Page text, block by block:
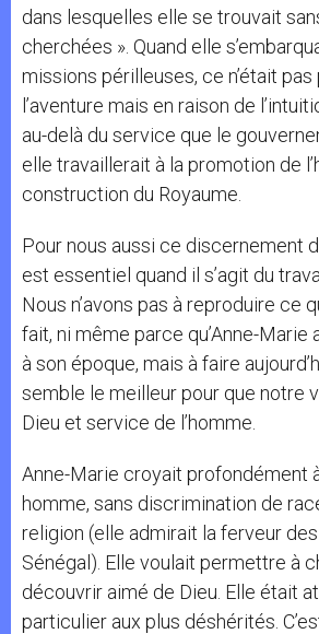
dans lesquelles elle se trouvait
cherchées ». Quand elle
missions périlleuses, ce n’était
l’aventure mais en raison de
au-delà du service que le
elle travaillerait à la promotion de
construction du Royaume.
Pour nous aussi ce discernement
est essentiel quand il s’agit du
Nous n’avons pas à reproduire ce
fait, ni même parce qu’Anne-
à son époque, mais à faire
semble le meilleur pour que notre
Dieu et service de l’homme.
Anne-Marie croyait profondément
homme, sans discrimination de
religion (elle admirait la ferveur
Sénégal). Elle voulait permettre à
découvrir aimé de Dieu. Elle était
particulier aux plus déshérités.